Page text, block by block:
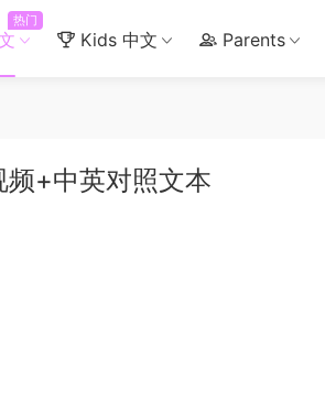
热门
Kids 中文 Parents
频+中英对照文本